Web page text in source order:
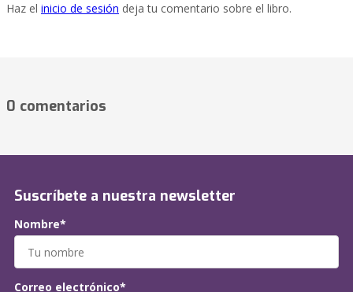
Haz el inicio de sesión deja tu comentario sobre el libro.
0 comentarios
Suscríbete a nuestra newsletter
Nombre*
Correo electrónico*